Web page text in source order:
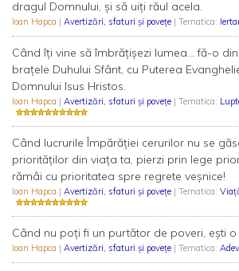
dragul Domnului, și să uiți răul acela.
Ioan Hapca | Avertizări, sfaturi și povețe | Tematica:
Când îți vine să îmbrățișezi lumea... fă-o
brațele Duhului Sfânt, cu Puterea
Domnului Isus Hristos.
Ioan Hapca | Avertizări, sfaturi și povețe | Tematica:
Când lucrurile Împărăției cerurilor nu se
priorităților din viața ta, pierzi prin lege
rămâi cu prioritatea spre regrete veșnice!
Ioan Hapca | Avertizări, sfaturi și povețe | Tematica:
Când nu poți fi un purtător de poveri, ești
Ioan Hapca | Avertizări, sfaturi și povețe | Tematica: